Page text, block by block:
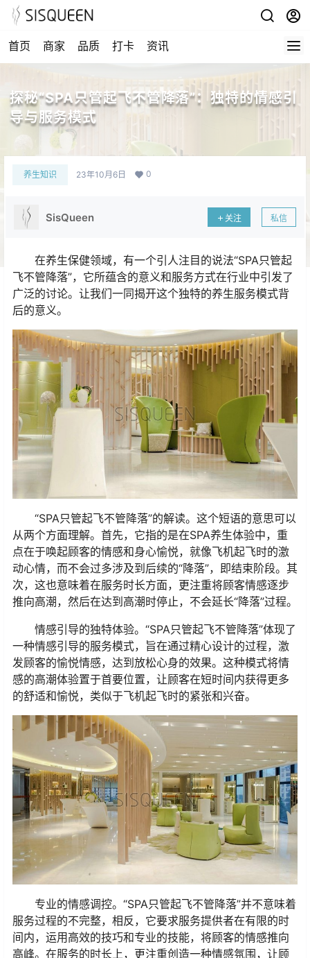
首页 商家 品质 打卡 资讯
探秘“SPA只管起飞不管降落”：独特的情感引
导与服务模式
养生知识 23年10月6日 0
SisQueen 关注 私信
在养生保健领域，有一个引人注目的说法“SPA只管起
飞不管降落”，它所蕴含的意义和服务方式在行业中引发了
广泛的讨论。让我们一同揭开这个独特的养生服务模式背
后的意义。
“SPA只管起飞不管降落”的解读。这个短语的意思可以
从两个方面理解。首先，它指的是在SPA养生体验中，重
点在于唤起顾客的情感和身心愉悦，就像飞机起飞时的激
动心情，而不会过多涉及到后续的“降落”，即结束阶段。其
次，这也意味着在服务时长方面，更注重将顾客情感逐步
推向高潮，然后在达到高潮时停止，不会延长“降落”过程。
情感引导的独特体验。“SPA只管起飞不管降落”体现了
一种情感引导的服务模式，旨在通过精心设计的过程，激
发顾客的愉悦情感，达到放松心身的效果。这种模式将情
感的高潮体验置于首要位置，让顾客在短时间内获得更多
的舒适和愉悦，类似于飞机起飞时的紧张和兴奋。
专业的情感调控。“SPA只管起飞不管降落”并不意味着
服务过程的不完整，相反，它要求服务提供者在有限的时
间内，运用高效的技巧和专业的技能，将顾客的情感推向
高峰。在服务的时长上，更注重创造一种情感氛围，让顾